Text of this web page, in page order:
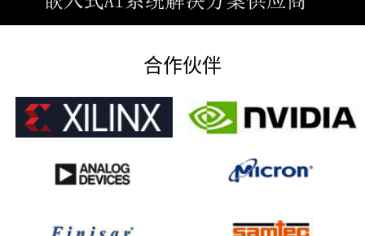
合作伙伴